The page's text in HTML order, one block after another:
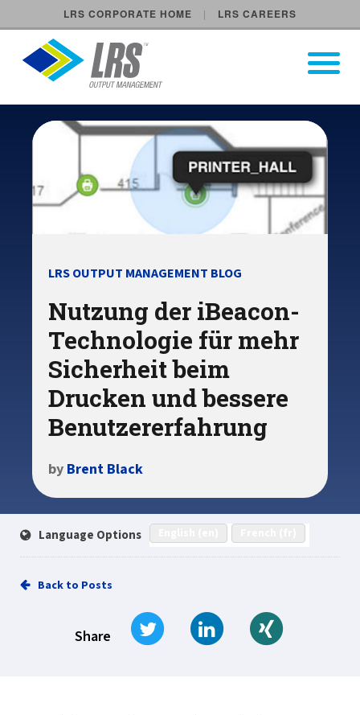
LRS CORPORATE HOME LRS CAREERS
LRS Output Management
Main Navigation
Open
LRS OUTPUT MANAGEMENT BLOG
Nutzung der iBeacon-
Technologie für mehr
Sicherheit beim
Drucken und bessere
Benutzererfahrung
by Brent Black
Language Options
Back to Posts
Share
Tweet Share on LinkedIn